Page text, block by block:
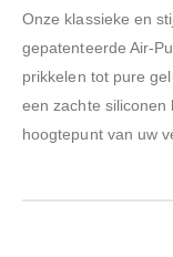
Onze klassieke en
gepatenteerde Air-
prikkelen tot pure
een zachte
hoogtepunt van uw